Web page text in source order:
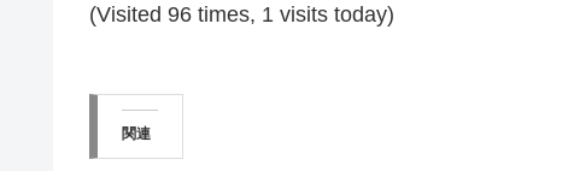
(Visited 96 times, 1 visits today)
関連